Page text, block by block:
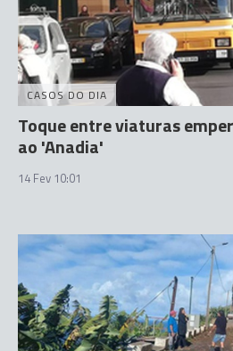
CASOS DO DIA
Toque entre viaturas
ao 'Anadia'
14 Fev 10:01